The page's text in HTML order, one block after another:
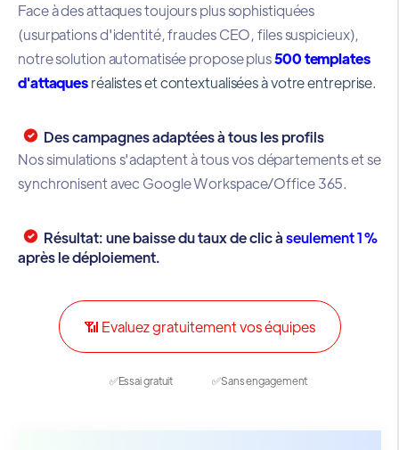
Face à des attaques toujours plus sophistiquées
(usurpations d'identité, fraudes CEO, files suspicieux),
notre solution automatisée propose plus500 templates
d'attaquesréalistes et contextualisées à votre entreprise.
Des campagnes adaptées à tous les profils
Nos simulations s'adaptent à tous vos départements et se
synchronisent avec Google Workspace/Office 365.
Résultat: une baisse du taux de clic àseulement 1%
après le déploiement.
📶 Evaluez gratuitement vos équipes
✅Essai gratuit ✅Sans engagement